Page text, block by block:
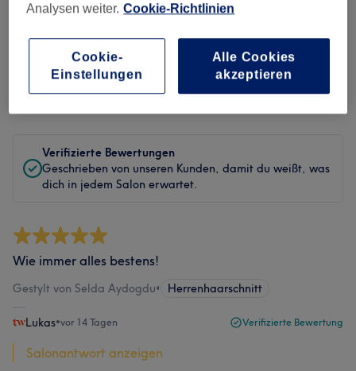
Bewertungen filtern
Behandlung Alle Bewertungen
Bewertung Nach Sternen filtern
Verifizierte Bewertungen
Geschrieben von unseren Kunden, damit du weißt, was
dich in jedem Salon erwartet.
Wie immer alles bestens!
Gestylt von Selda Aydogdu• Herrenhaarschnitt
Lukas•vor 14 Tagen Verifizierte Bewertung
Salonantwort anzeigen
Analysen weiter. Cookie-Richtlinien
Cookie-
Einstellungen
Alle Cookies
akzeptieren